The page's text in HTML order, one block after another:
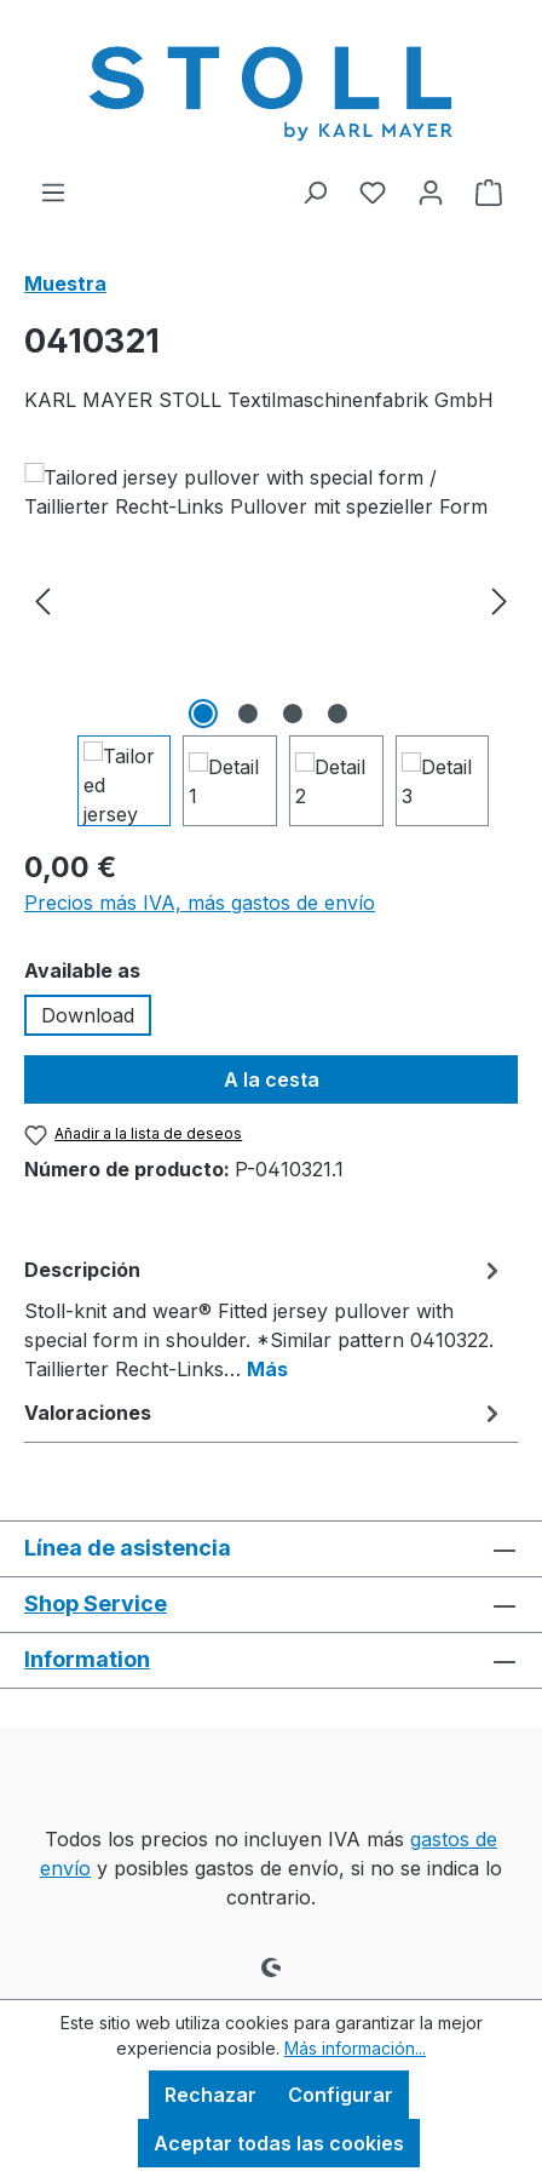
Tienes 0 El
Muestra
0410321
KARL MAYER STOLL Textilmaschinenfabrik GmbH
Omitir galería de imágenes
0,00 €
Precios más IVA, más gastos de envío
Seleccione
Available as
Download
A la cesta
Añadir a la lista de deseos
Número de producto: P-0410321.1
Descripción
Stoll-knit and wear® Fitted jersey pullover with
special form in shoulder. *Similar pattern 0410322.
Taillierter Recht-Links… Más
Valoraciones
Línea de asistencia
Shop Service
Information
Todos los precios no incluyen IVA más gastos de
envío y posibles gastos de envío, si no se indica lo
contrario.
Este sitio web utiliza cookies para garantizar la mejor
experiencia posible. Más información...
Rechazar
Configurar
Aceptar todas las cookies